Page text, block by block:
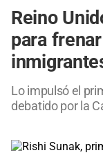
Reino
para
Lo impulsó el
debatido por la